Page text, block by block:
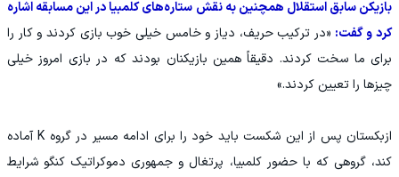
بازیکن سابق استقلال همچنین به نقش ستاره‌های کلمبیا در این مسابقه اشاره
کرد و گفت: «در ترکیب حریف، دیاز و خامس خیلی خوب بازی کردند و کار را
برای ما سخت کردند. دقیقاً همین بازیکنان بودند که در بازی امروز خیلی
چیزها را تعیین کردند.»
ازبکستان پس از این شکست باید خود را برای ادامه مسیر در گروه K آماده
کند، گروهی که با حضور کلمبیا، پرتغال و جمهوری دموکراتیک کنگو شرایط